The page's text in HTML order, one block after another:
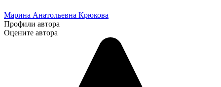
Марина Анатольевна Крюкова
Профили автора
Оцените автора